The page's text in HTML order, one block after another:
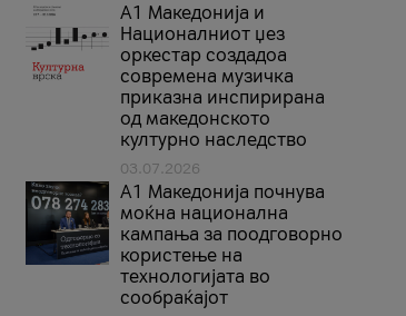
А1 Македонија и
Националниот џез
оркестар создадоа
современа музичка
приказна инспирирана
од македонското
културно наследство
03.07.2026
A1 Македонија почнува
моќна национална
кампања за поодговорно
користење на
технологијата во
сообраќајот